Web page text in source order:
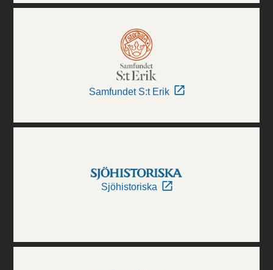
Samfundet S:t Erik
Sjöhistoriska